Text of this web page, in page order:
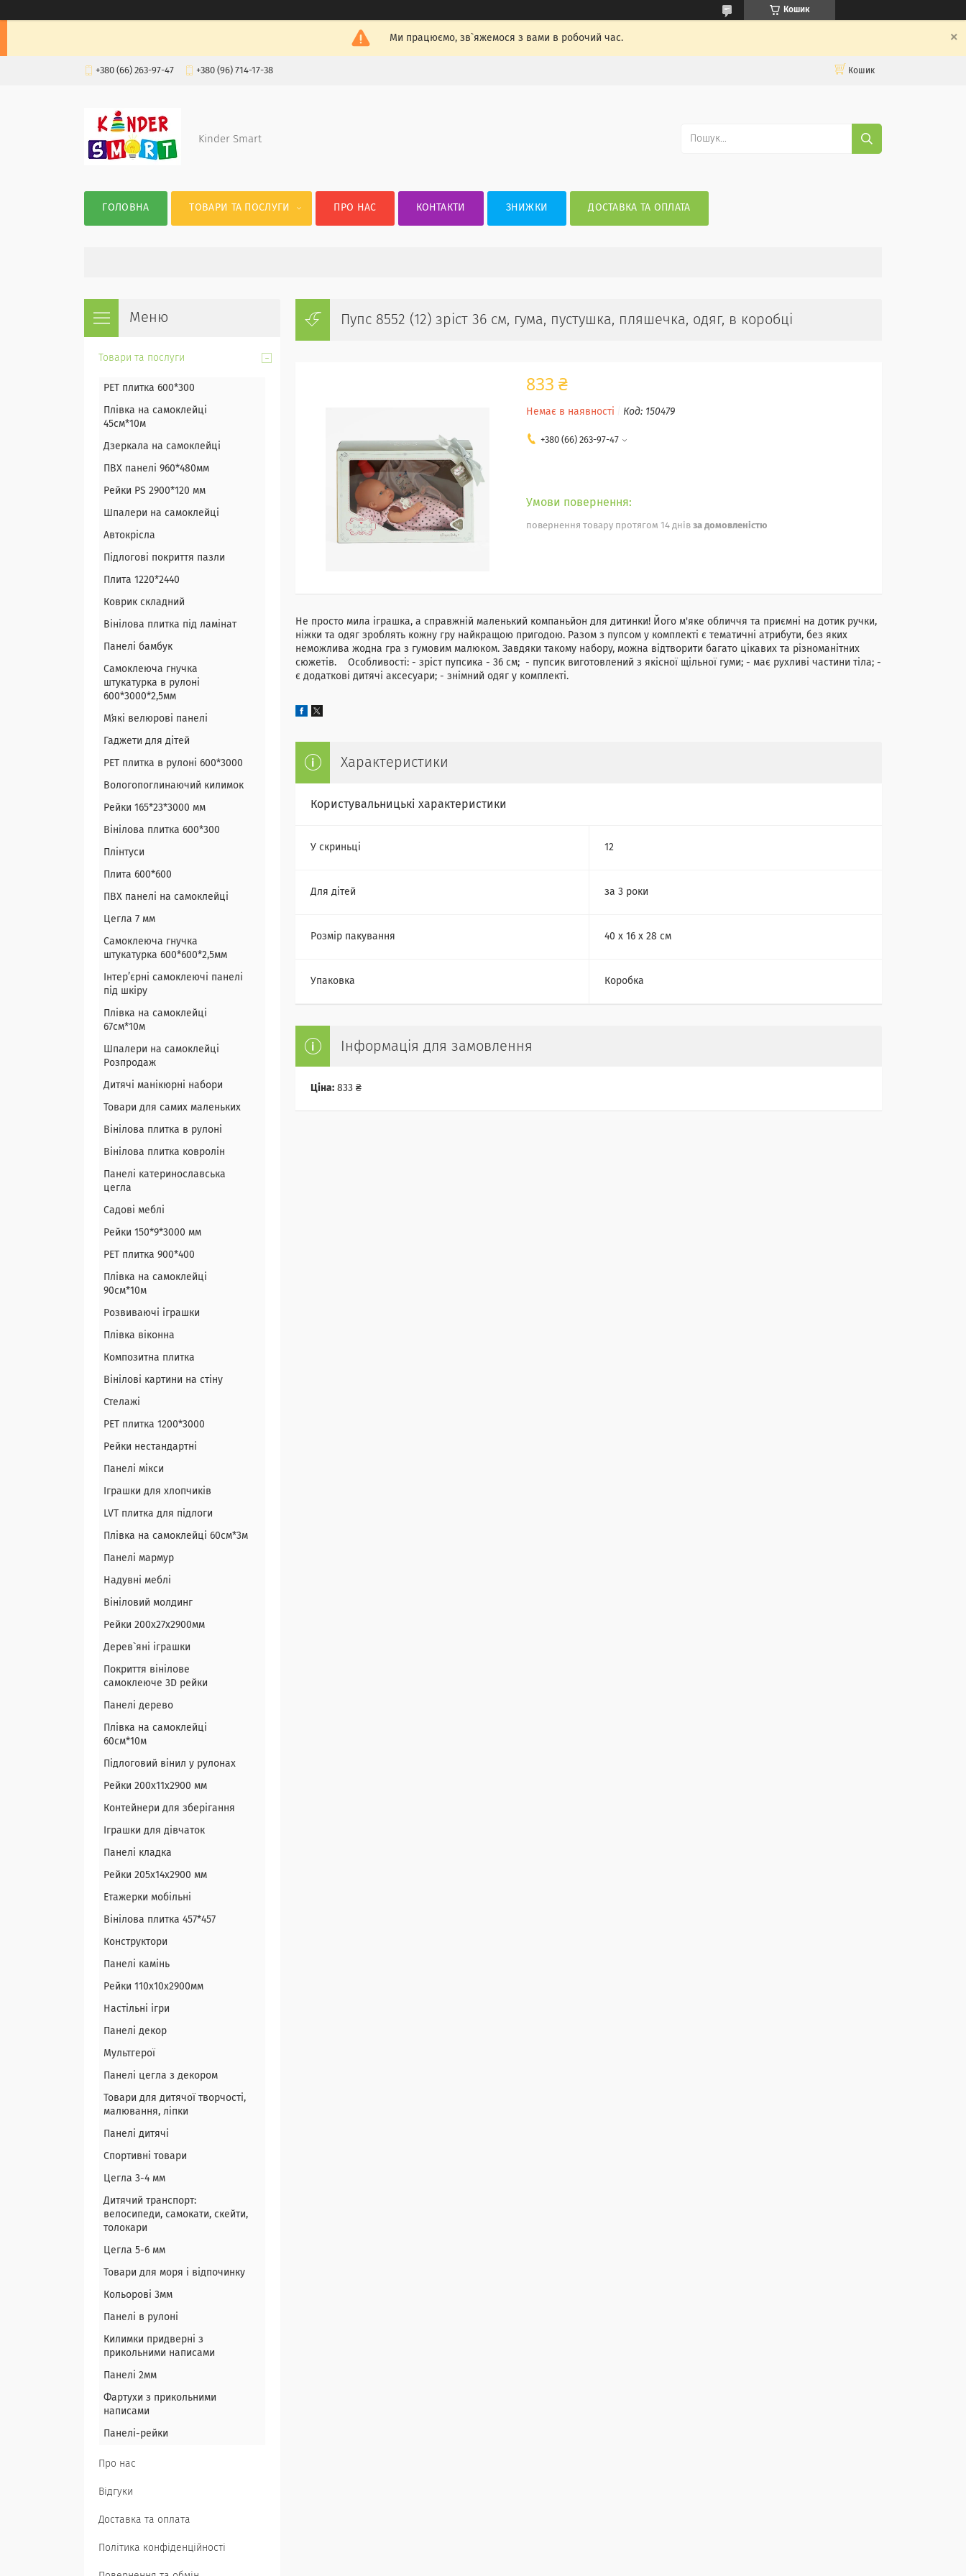
Кошик
Ми працюємо, зв`яжемося з вами в робочий час.
+380 (66) 263-97-47 +380 (96) 714-17-38 Кошик
Kinder Smart
ГОЛОВНА ТОВАРИ ТА ПОСЛУГИ ПРО НАС КОНТАКТИ ЗНИЖКИ ДОСТАВКА ТА ОПЛАТА
Пупс 8552 (12) зріст 36 см, гума, пустушка, пляшечка, одяг, в коробці
833 ₴
Немає в наявності Код: 150479
+380 (66) 263-97-47
повернення товару протягом 14 днів за домовленістю
Не просто мила іграшка, а справжній маленький компаньйон для дитинки! Його м'яке обличчя та приємні на дотик ручки,
ніжки та одяг зроблять кожну гру найкращою пригодою. Разом з пупсом у комплекті є тематичні атрибути, без яких
неможлива жодна гра з гумовим малюком. Завдяки такому набору, можна відтворити багато цікавих та різноманітних
сюжетів. Особливості: - зріст пупсика - 36 см; - пупсик виготовлений з якісної щільної гуми; - має рухливі частини тіла; -
є додаткові дитячі аксесуари; - знімний одяг у комплекті.
Характеристики
Користувальницькі характеристики
У скриньці 12
Для дітей за 3 роки
Розмір пакування 40 х 16 х 28 см
Упаковка Коробка
Інформація для замовлення
Ціна: 833 ₴
Товари та послуги
PET плитка 600*300
Плівка на самоклейці
45см*10м
Дзеркала на самоклейці
ПВХ панелі 960*480мм
Рейки PS 2900*120 мм
Шпалери на самоклейці
Автокрісла
Підлогові покриття пазли
Плита 1220*2440
Коврик складний
Вінілова плитка під ламінат
Панелі бамбук
Самоклеюча гнучка
штукатурка в рулоні
600*3000*2,5мм
Мʼякі велюрові панелі
Гаджети для дітей
PET плитка в рулоні 600*3000
Вологопоглинаючий килимок
Рейки 165*23*3000 мм
Вінілова плитка 600*300
Плінтуси
Плита 600*600
ПВХ панелі на самоклейці
Цегла 7 мм
Самоклеюча гнучка
штукатурка 600*600*2,5мм
Інтер’єрні самоклеючі панелі
під шкіру
Плівка на самоклейці
67см*10м
Шпалери на самоклейці
Розпродаж
Дитячі манікюрні набори
Товари для самих маленьких
Вінілова плитка в рулоні
Вінілова плитка ковролін
Панелі катеринославська
цегла
Садові меблі
Рейки 150*9*3000 мм
PET плитка 900*400
Плівка на самоклейці
90см*10м
Розвиваючі іграшки
Плівка віконна
Композитна плитка
Вінілові картини на стіну
Стелажі
PЕT плитка 1200*3000
Рейки нестандартні
Панелі мікси
Іграшки для хлопчиків
LVT плитка для підлоги
Плівка на самоклейці 60см*3м
Панелі мармур
Надувні меблі
Вініловий молдинг
Рейки 200х27х2900мм
Дерев`яні іграшки
Покриття вінілове
самоклеюче 3D рейки
Панелі дерево
Плівка на самоклейці
60см*10м
Підлоговий вінил у рулонах
Рейки 200х11х2900 мм
Контейнери для зберігання
Іграшки для дівчаток
Панелі кладка
Рейки 205х14х2900 мм
Етажерки мобільні
Вінілова плитка 457*457
Конструктори
Панелі камінь
Рейки 110х10х2900мм
Настільні ігри
Панелі декор
Мультгерої
Панелі цегла з декором
Товари для дитячої творчості,
малювання, ліпки
Панелі дитячі
Спортивні товари
Цегла 3-4 мм
Дитячий транспорт:
велосипеди, самокати, скейти,
толокари
Цегла 5-6 мм
Товари для моря і відпочинку
Кольорові 3мм
Панелі в рулоні
Килимки придверні з
прикольними написами
Панелі 2мм
Фартухи з прикольними
написами
Панелі-рейки
Про нас
Відгуки
Доставка та оплата
Політика конфіденційності